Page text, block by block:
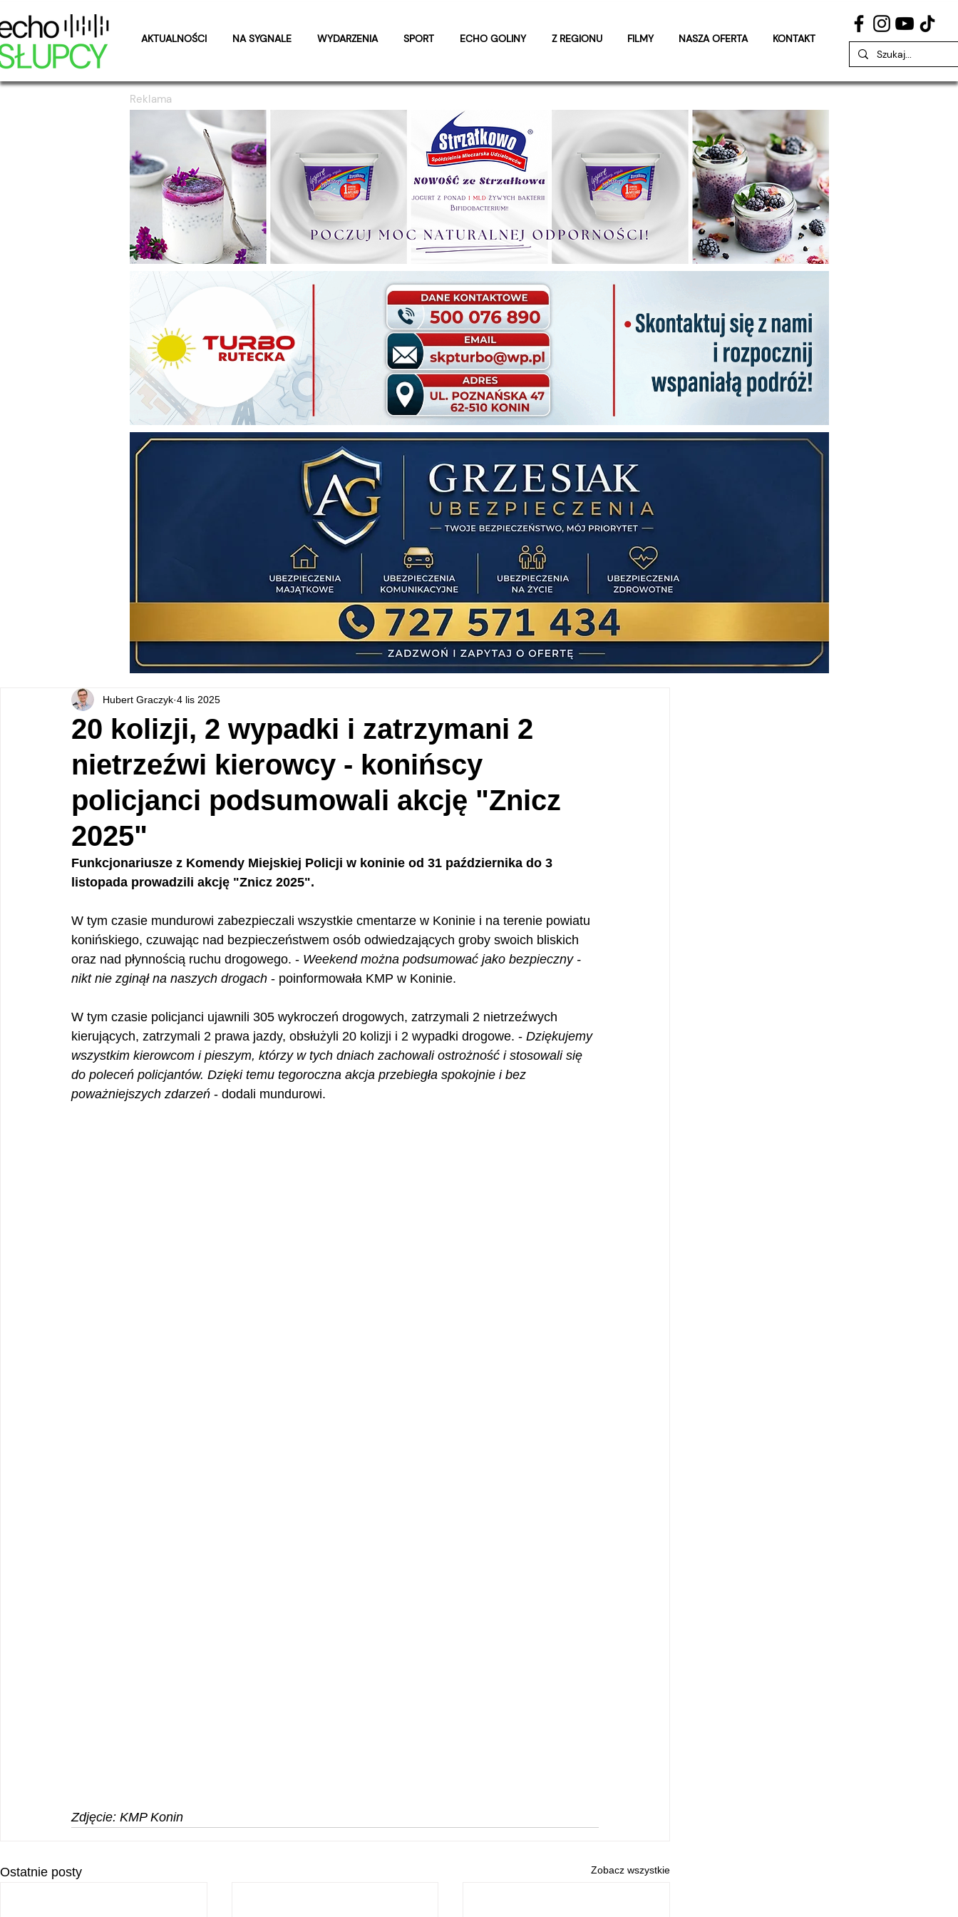
AKTUALNOŚCI NA SYGNALE WYDARZENIA SPORT ECHO GOLINY Z REGIONU FILMY NASZA OFERTA KONTAKT
Reklama
20 kolizji, 2 wypadki i zatrzymani 2
nietrzeźwi kierowcy - konińscy
policjanci podsumowali akcję "Znicz
2025"
Hubert Graczyk 4 lis 2025
Funkcjonariusze z Komendy Miejskiej Policji w koninie od 31 października do 3
listopada prowadzili akcję "Znicz 2025".
W tym czasie mundurowi zabezpieczali wszystkie cmentarze w Koninie i na terenie powiatu
konińskiego, czuwając nad bezpieczeństwem osób odwiedzających groby swoich bliskich
oraz nad płynnością ruchu drogowego. - Weekend można podsumować jako bezpieczny -
nikt nie zginął na naszych drogach - poinformowała KMP w Koninie.
W tym czasie policjanci ujawnili 305 wykroczeń drogowych, zatrzymali 2 nietrzeźwych
kierujących, zatrzymali 2 prawa jazdy, obsłużyli 20 kolizji i 2 wypadki drogowe. - Dziękujemy
wszystkim kierowcom i pieszym, którzy w tych dniach zachowali ostrożność i stosowali się
do poleceń policjantów. Dzięki temu tegoroczna akcja przebiegła spokojnie i bez
poważniejszych zdarzeń - dodali mundurowi.
Zdjęcie: KMP Konin
Ostatnie posty Zobacz wszystkie